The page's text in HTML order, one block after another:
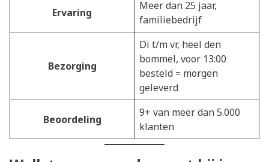
Ervaring
Meer dan 25 jaar,
familiebedrijf
Bezorging
Di t/m vr, heel den
bommel, voor 13:00
besteld = morgen
geleverd
Beoordeling
9+ van meer dan 5.000
klanten